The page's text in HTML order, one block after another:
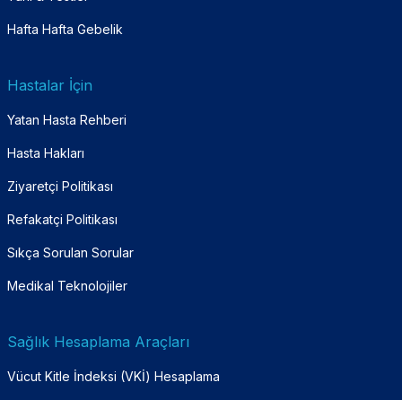
Hafta Hafta Gebelik
Hastalar İçin
Yatan Hasta Rehberi
Hasta Hakları
Ziyaretçi Politikası
Refakatçi Politikası
Sıkça Sorulan Sorular
Medikal Teknolojiler
Sağlık Hesaplama Araçları
Vücut Kitle İndeksi (VKİ) Hesaplama